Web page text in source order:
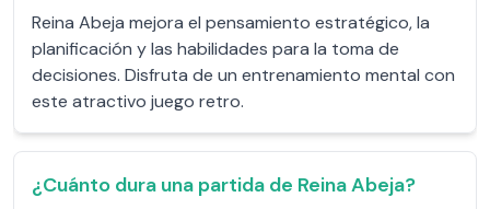
Reina Abeja mejora el pensamiento estratégico, la
planificación y las habilidades para la toma de
decisiones. Disfruta de un entrenamiento mental con
este atractivo juego retro.
¿Cuánto dura una partida de Reina Abeja?